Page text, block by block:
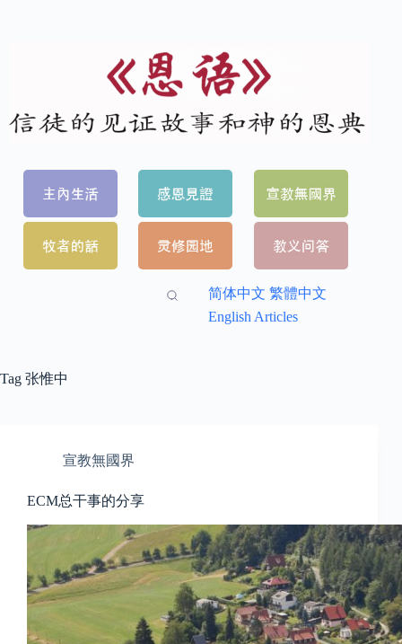
简体中文 繁體中文
English Articles
Tag 张惟中
宣教無國界
ECM总干事的分享